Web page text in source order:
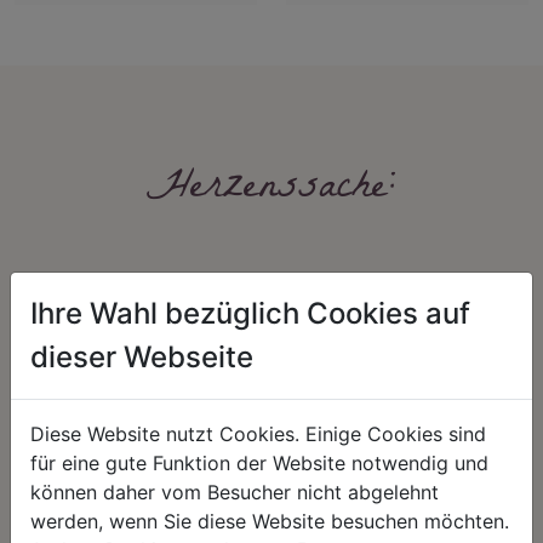
Herzenssache:
Unser Sortiment steht für ein
positives Lebensgefühl. Wir
schenken natürliche, stilvolle
Momente für harmonische Stunden
Nicht immer ist der günstigste Preis
auch ein guter Preis. Wir handeln
fair – im Hinblick auf unsere
Kalkulation, angemessene
Ihre Wahl bezüglich Cookies auf
dieser Webseite
Diese Website nutzt Cookies. Einige Cookies sind
für eine gute Funktion der Website notwendig und
können daher vom Besucher nicht abgelehnt
werden, wenn Sie diese Website besuchen möchten.